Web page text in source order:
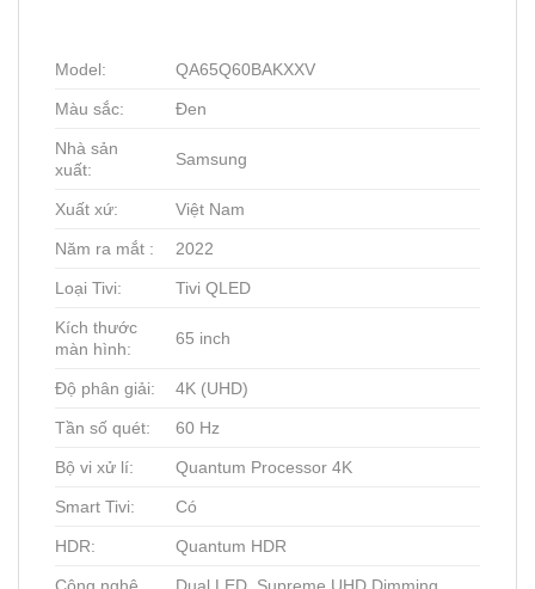
Model: QA65Q60BAKXXV
Màu sắc: Đen
Nhà sản
xuất:
Samsung
Xuất xứ: Việt Nam
Năm ra mắt : 2022
Loại Tivi: Tivi QLED
Kích thước
màn hình:
65 inch
Độ phân giải: 4K (UHD)
Tần số quét: 60 Hz
Bộ vi xử lí: Quantum Processor 4K
Smart Tivi: Có
HDR: Quantum HDR
Công nghệ
Dual LED, Supreme UHD Dimming,